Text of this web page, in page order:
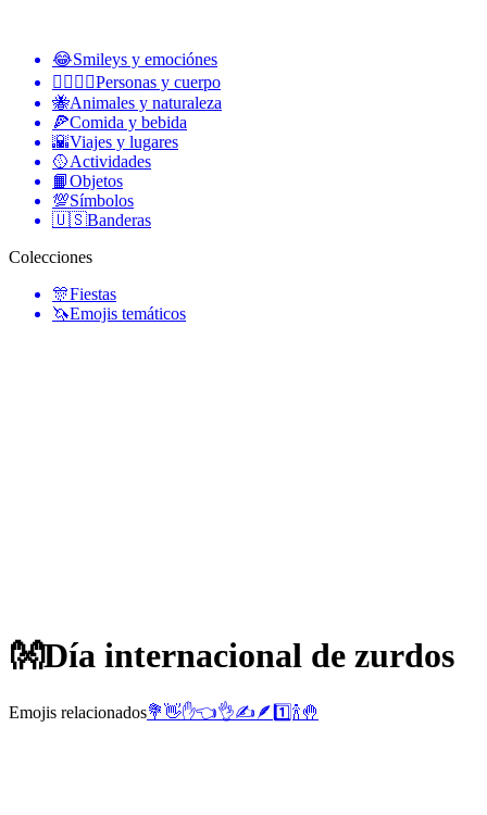
😂Smileys y emociónes
👩‍❤️‍💋‍👨Personas y cuerpo
🐝Animales y naturaleza
🍕Comida y bebida
🌇Viajes y lugares
🥎Actividades
📙Objetos
💯Símbolos
🇺🇸Banderas
Colecciones
🎊Fiestas
🦄Emojis temáticos
👐Día internacional de zurdos
Emojis relacionados💐 👋✋👈👌✍️ 🪶 1️⃣🍾🤚